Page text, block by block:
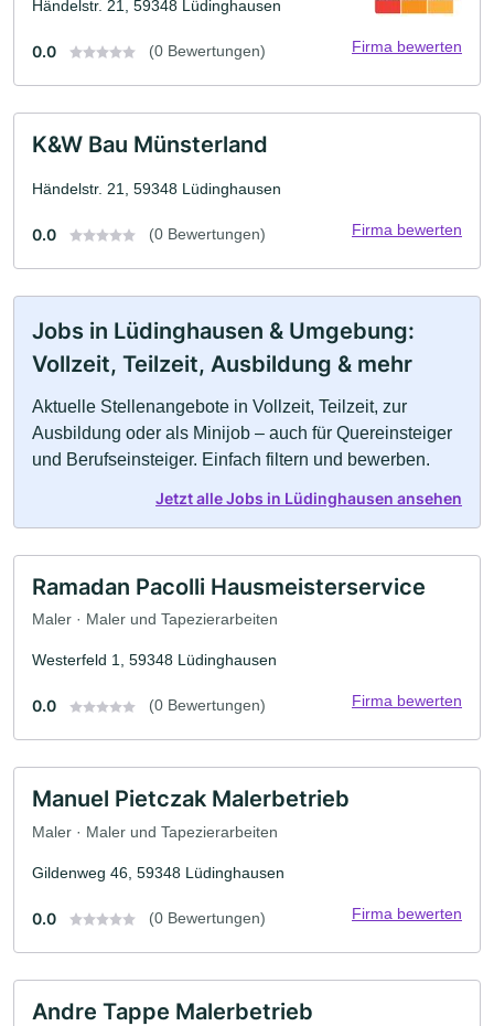
Händelstr. 21, 59348 Lüdinghausen
0.0 (0 Bewertungen) Firma bewerten
K&W Bau Münsterland
Händelstr. 21, 59348 Lüdinghausen
0.0 (0 Bewertungen) Firma bewerten
Jobs in Lüdinghausen & Umgebung:
Vollzeit, Teilzeit, Ausbildung & mehr
Aktuelle Stellenangebote in Vollzeit, Teilzeit, zur
Ausbildung oder als Minijob – auch für Quereinsteiger
und Berufseinsteiger. Einfach filtern und bewerben.
Jetzt alle Jobs in Lüdinghausen ansehen
Ramadan Pacolli Hausmeisterservice
Maler · Maler und Tapezierarbeiten
Westerfeld 1, 59348 Lüdinghausen
0.0 (0 Bewertungen) Firma bewerten
Manuel Pietczak Malerbetrieb
Maler · Maler und Tapezierarbeiten
Gildenweg 46, 59348 Lüdinghausen
0.0 (0 Bewertungen) Firma bewerten
Andre Tappe Malerbetrieb